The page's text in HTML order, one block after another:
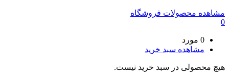
مشاهده محصولات فروشگاه
0
0 مورد
مشاهده سبد خرید
هیچ محصولی در سبد خرید نیست.